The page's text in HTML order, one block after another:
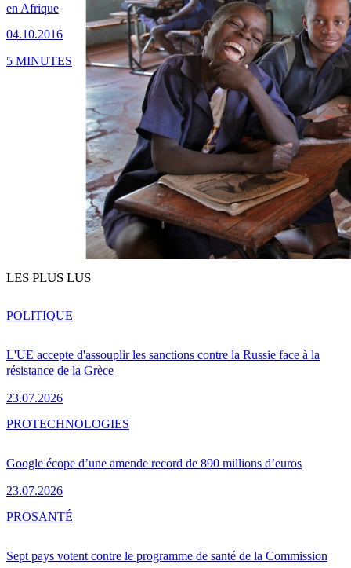
en Afrique
04.10.2016
5 MINUTES
LES PLUS LUS
L'UE accepte d'assouplir les sanctions contre la Russie face à la
résistance de la Grèce
23.07.2026
POLITIQUE
Google écope d’une amende record de 890 millions d’euros
23.07.2026
PROTECHNOLOGIES
Sept pays votent contre le programme de santé de la Commission
PROSANTÉ